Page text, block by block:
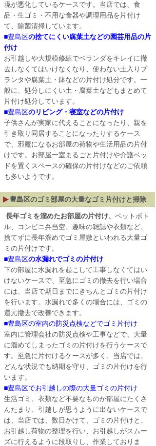
境が悪化しているケースです。当店では、食
品・生ゴミ・不用な食器や調理用品を片付け
て、除菌清掃しています。
■豊島区の捨てにくい腐葉土などの園芸用品の片
付け
お引越しや大規模修繕でベランダをキレイに撤
去しなくてはいけなくなり、使わない土入りプ
ランタや腐葉土・鉢などの片付け処分です。一
般に、処分しにくい土・腐葉土などもまとめて
片付け処分しています。
■豊島区のリビング・寝室などの片付け
子供さんが実家に代えることになったり、親を
引き取り同居することになったりするケース
で、邪魔になるお部屋の荷物や生活用品の片付
けです。お部屋一室まるごと片付けや介護ベッ
ドを置くスペースの確保の片付けなどのご依頼
も多いようです。
豊島区のゴミ部屋の大量なゴミ片付けと掃除
長年ゴミを溜めたお部屋の片付け、 ペットボト
ル、コンビニ弁当空、趣味の雑誌や衣類など、
捨てずに長年溜めでゴミ屋敷といわれる大量ゴ
ミの片付けです。
■豊島区の水漏れでゴミの片付け
下の部屋に水漏れを起こして工事しなくてはい
けないケースで、至急にゴミの撤去を行い場合
には、当店で期日までにきちんとゴミの片付け
を行います。水漏れで多くの場合には、ゴミの
還元撤去で改善できます。
■豊島区の室内の防災点検などでゴミ片付け
室内に管理会社の防災点検や工事などで、大量
に溜めてしまったゴミの片付けを行うケースで
す。至急に片付けるケースが多く、当店では、
どんな状況でも納期を守り、ゴミの片付けを行
います。
■豊島区でお引越しの際の大量ゴミの片付け
生活ゴミ、衣類など不要なものが部屋にたくさ
んたまり、引越しが思うように出ないケースで
は、当店では、数日かけて、ゴミの片付けと、
お引越し荷物の整理を行い、お引越しがスムー
ズに行えるように段取りし、作業しておりま